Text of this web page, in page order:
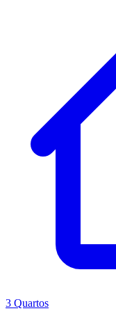
3 Quartos